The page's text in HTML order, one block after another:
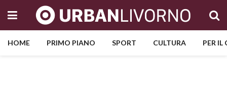
HOME PRIMO PIANO SPORT CULTURA PER